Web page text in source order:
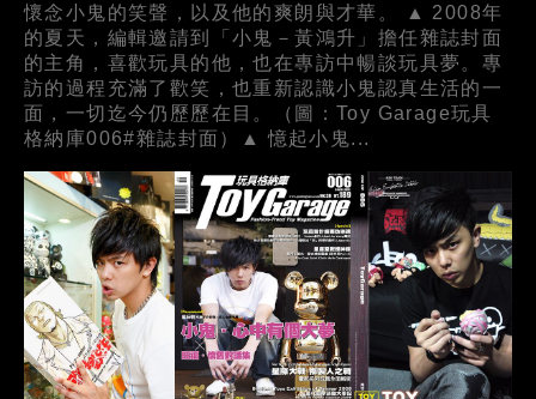
懷念小鬼的笑聲，以及他的爽朗與才華。 ▲ 2008年
的夏天，編輯邀請到「小鬼－黃鴻升」擔任雜誌封面
的主角，喜歡玩具的他，也在專訪中暢談玩具夢。專
訪的過程充滿了歡笑，也重新認識小鬼認真生活的一
面，一切迄今仍歷歷在目。（圖：Toy Garage玩具
格納庫006#雜誌封面）▲ 憶起小鬼...